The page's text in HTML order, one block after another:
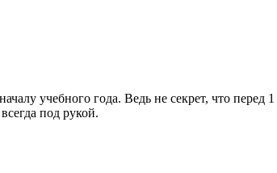
учебного года. Ведь не секрет, что перед
под рукой.